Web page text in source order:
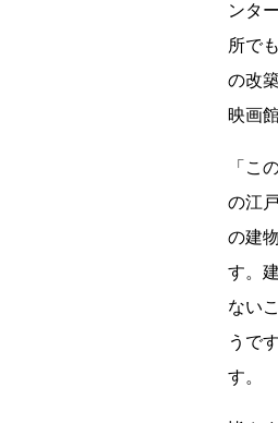
平群町総合スポーツ
ンタ
所で
の改
映画
「こ
の江
の建
す。
ない
うで
す。